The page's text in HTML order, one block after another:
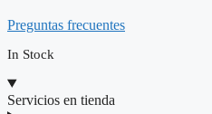
Preguntas frecuentes
In Stock
Servicios en tienda